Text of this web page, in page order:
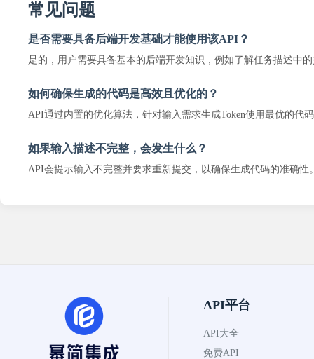
常见问题
是否需要具备后端开发基础才能使用该API？
是的，用户需要具备基本的后端开发知识，例如了解任务描述中
如何确保生成的代码是高效且优化的？
API通过内置的优化算法，针对输入需求生成Token使用最优的代
如果输入描述不完整，会发生什么？
API会提示输入不完整并要求重新提交，以确保生成代码的准确性
API平台
API大全
免费API